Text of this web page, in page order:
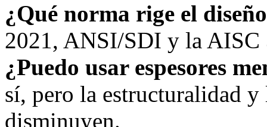
¿Qué norma rige el
2021, ANSI/SDI y la AISC
¿Puedo usar espesores
sí, pero la estructuralidad
disminuyen.